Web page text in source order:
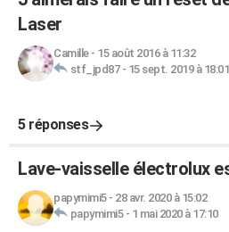
Laser
Camille- 15 août 2016 à 11:32
stf_jpd87- 15 sept. 2019 à 18:01
5 réponses
Lave-vaisselle électrolux
papymimi5- 28 avr. 2020 à 15:02
papymimi5- 1 mai 2020 à 17:10